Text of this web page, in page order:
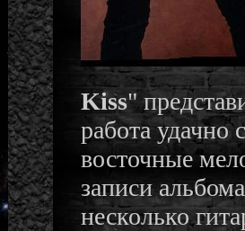
Kiss"
работа удачно
восточные
записи
несколько